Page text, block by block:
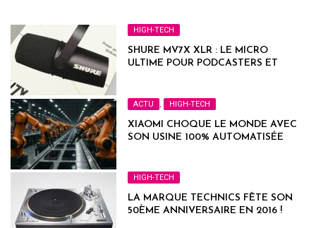
HIGH-TECH
SHURE MV7X XLR : LE MICRO
ULTIME POUR PODCASTERS ET
ACTU HIGH-TECH
XIAOMI CHOQUE LE MONDE AVEC
SON USINE 100% AUTOMATISÉE
HIGH-TECH
LA MARQUE TECHNICS FÊTE SON
50ÈME ANNIVERSAIRE EN 2016 !